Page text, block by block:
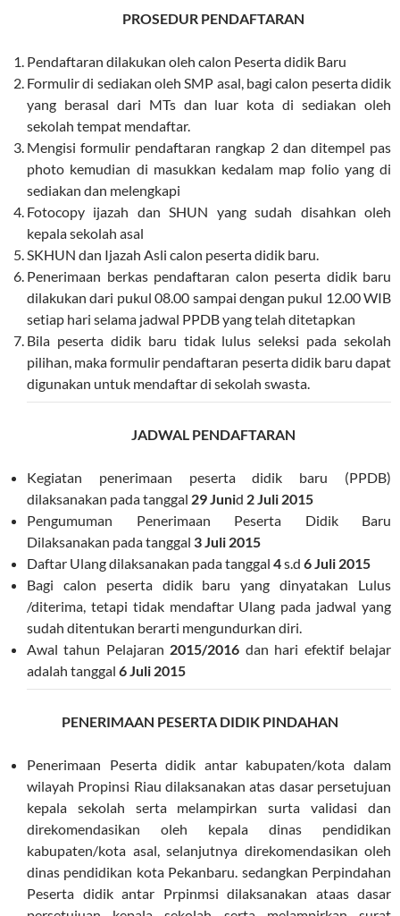
PROSEDUR PENDAFTARAN
Pendaftaran dilakukan oleh calon Peserta didik Baru
Formulir di sediakan oleh SMP asal, bagi calon peserta didik
yang berasal dari MTs dan luar kota di sediakan oleh
sekolah tempat mendaftar.
Mengisi formulir pendaftaran rangkap 2 dan ditempel pas
photo kemudian di masukkan kedalam map folio yang di
sediakan dan melengkapi
Fotocopy ijazah dan SHUN yang sudah disahkan oleh
kepala sekolah asal
SKHUN dan Ijazah Asli calon peserta didik baru.
Penerimaan berkas pendaftaran calon peserta didik baru
dilakukan dari pukul 08.00 sampai dengan pukul 12.00 WIB
setiap hari selama jadwal PPDB yang telah ditetapkan
Bila peserta didik baru tidak lulus seleksi pada sekolah
pilihan, maka formulir pendaftaran peserta didik baru dapat
digunakan untuk mendaftar di sekolah swasta.
JADWAL PENDAFTARAN
Kegiatan penerimaan peserta didik baru (PPDB)
dilaksanakan pada tanggal 29 Junid 2 Juli 2015
Pengumuman Penerimaan Peserta Didik Baru
Dilaksanakan pada tanggal 3 Juli 2015
Daftar Ulang dilaksanakan pada tanggal 4s.d 6Juli 2015
Bagi calon peserta didik baru yang dinyatakan Lulus
/diterima, tetapi tidak mendaftar Ulang pada jadwal yang
sudah ditentukan berarti mengundurkan diri.
Awal tahun Pelajaran 2015/2016 dan hari efektif belajar
adalah tanggal 6 Juli 2015
PENERIMAAN PESERTA DIDIK PINDAHAN
Penerimaan Peserta didik antar kabupaten/kota dalam
wilayah Propinsi Riau dilaksanakan atas dasar persetujuan
kepala sekolah serta melampirkan surta validasi dan
direkomendasikan oleh kepala dinas pendidikan
kabupaten/kota asal, selanjutnya direkomendasikan oleh
dinas pendidikan kota Pekanbaru. sedangkan Perpindahan
Peserta didik antar Prpinmsi dilaksanakan ataas dasar